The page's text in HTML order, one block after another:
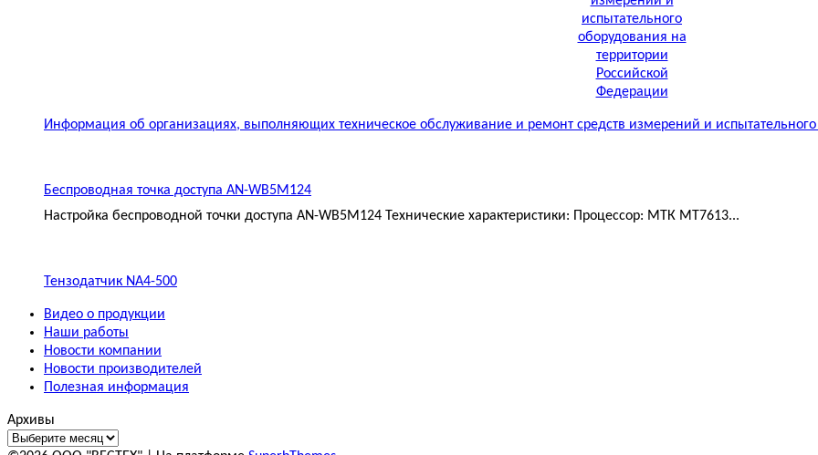
Информация об организациях, выполняющих техническое обслуживание и ремонт средств измерений и
Беспроводная точка доступа AN-WB5M124
Настройка беспроводной точки доступа AN-WB5M124 Технические характеристики: Процессор: МТК MT7613...
Тензодатчик NA4-500
Видео о продукции
Наши работы
Новости компании
Новости производителей
Полезная информация
Архивы